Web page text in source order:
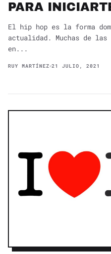
PARA
El hip hop es la forma
actualidad. Muchas de las
en...
RUY MARTÍNEZ 21 JULIO, 2021